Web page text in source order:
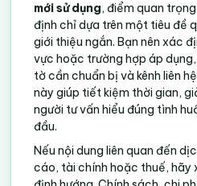
mới sử dụng, điểm quan
định chỉ dựa trên một tiêu đề
giới thiệu ngắn. Bạn nên xác
vực hoặc trường hợp áp
tờ cần chuẩn bị và kênh liên
này giúp tiết kiệm thời gian,
người tư vấn hiểu đúng tình
đầu.
Nếu nội dung liên quan đến
cáo, tài chính hoặc thuế, hãy